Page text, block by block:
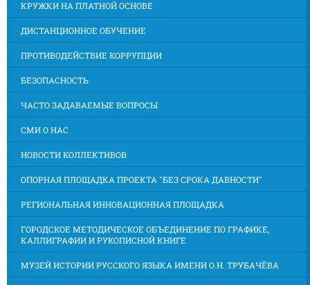
КРУЖКИ НА ПЛАТНОЙ ОСНОВЕ
ДИСТАНЦИОННОЕ ОБУЧЕНИЕ
ПРОТИВОДЕЙСТВИЕ КОРРУПЦИИ
БЕЗОПАСНОСТЬ
ЧАСТО ЗАДАВАЕМЫЕ ВОПРОСЫ
СМИ О НАС
НОВОСТИ КОЛЛЕКТИВОВ
ОПОРНАЯ ПЛОЩАДКА ПРОЕКТА "БЕЗ СРОКА ДАВНОСТИ"
РЕГИОНАЛЬНАЯ ИННОВАЦИОННАЯ ПЛОЩАДКА
ГОРОДСКОЕ МЕТОДИЧЕСКОЕ ОБЪЕДИНЕНИЕ ПО ГРАФИКЕ,
КАЛЛИГРАФИИ И РУКОПИСНОЙ КНИГЕ
МУЗЕЙ ИСТОРИИ РУССКОГО ЯЗЫКА ИМЕНИ О.Н. ТРУБАЧЁВА